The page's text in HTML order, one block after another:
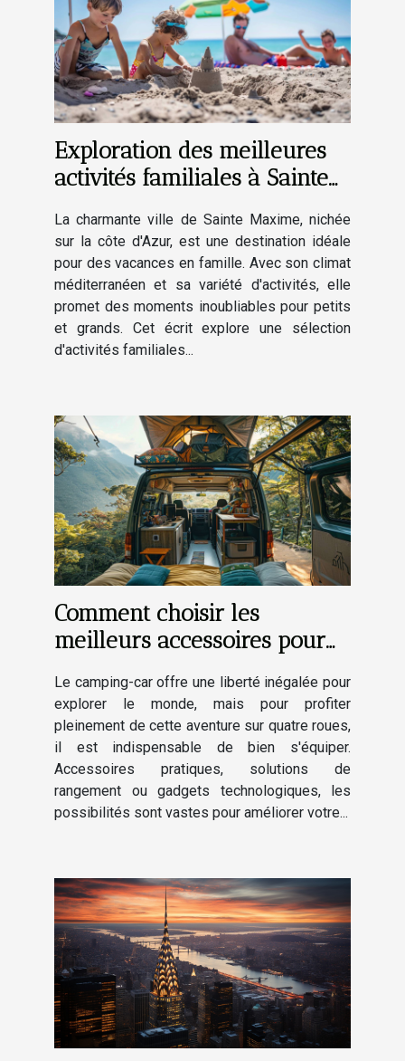
Exploration des meilleures
activités familiales à Sainte
La charmante ville de Sainte Maxime, nichée
sur la côte d'Azur, est une destination idéale
pour des vacances en famille. Avec son climat
méditerranéen et sa variété d'activités, elle
promet des moments inoubliables pour petits
et grands. Cet écrit explore une sélection
d'activités familiales...
Comment choisir les
meilleurs accessoires pour
en camping-car
Le camping-car offre une liberté inégalée pour
explorer le monde, mais pour profiter
pleinement de cette aventure sur quatre roues,
il est indispensable de bien s'équiper.
Accessoires pratiques, solutions de
rangement ou gadgets technologiques, les
possibilités sont vastes pour améliorer votre...